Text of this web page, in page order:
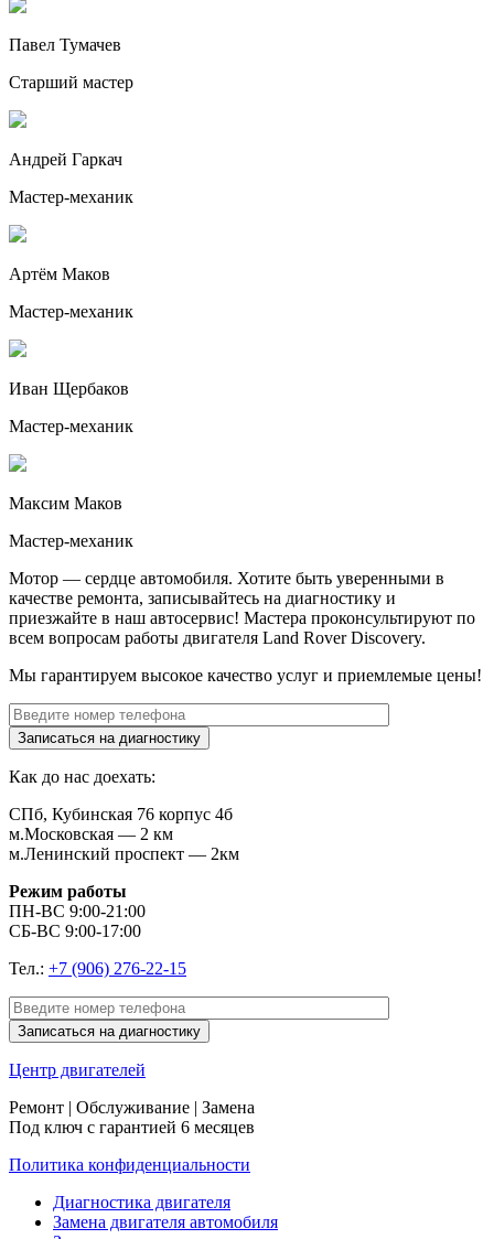
Павел Тумачев
Старший мастер
Андрей Гаркач
Мастер-механик
Артём Маков
Мастер-механик
Иван Щербаков
Мастер-механик
Максим Маков
Мастер-механик
Мотор — сердце автомобиля. Хотите быть уверенными в
качестве ремонта, записывайтесь на диагностику и
приезжайте в наш автосервис! Мастера проконсультируют по
всем вопросам работы двигателя Land Rover Discovery.
Мы гарантируем высокое качество услуг и приемлемые цены!
Как до нас доехать:
СПб, Кубинская 76 корпус 4б
м.Московская — 2 км
м.Ленинский проспект — 2км
Режим работы
ПН-ВС 9:00-21:00
СБ-ВС 9:00-17:00
Тел.: +7 (906) 276-22-15
Центр двигателей
Ремонт | Обслуживание | Замена
Под ключ с гарантией 6 месяцев
Политика конфиденциальности
Диагностика двигателя
Замена двигателя автомобиля